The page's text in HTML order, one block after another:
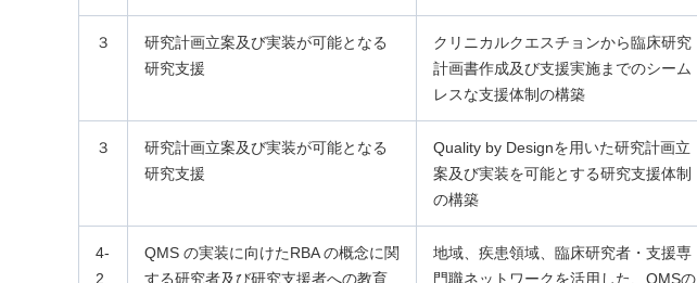
３
研究計画立案及び実装が可能となる
研究支援
クリニカルクエスチョンから臨床研究
計画書作成及び支援実施までのシーム
レスな支援体制の構築
３
研究計画立案及び実装が可能となる
研究支援
Quality by Designを用いた研究計画立
案及び実装を可能とする研究支援体制
の構築
4-
2
QMS の実装に向けたRBA の概念に関
する研究者及び研究支援者への教育
地域、疾患領域、臨床研究者・支援専
門職ネットワークを活用した、QMSの